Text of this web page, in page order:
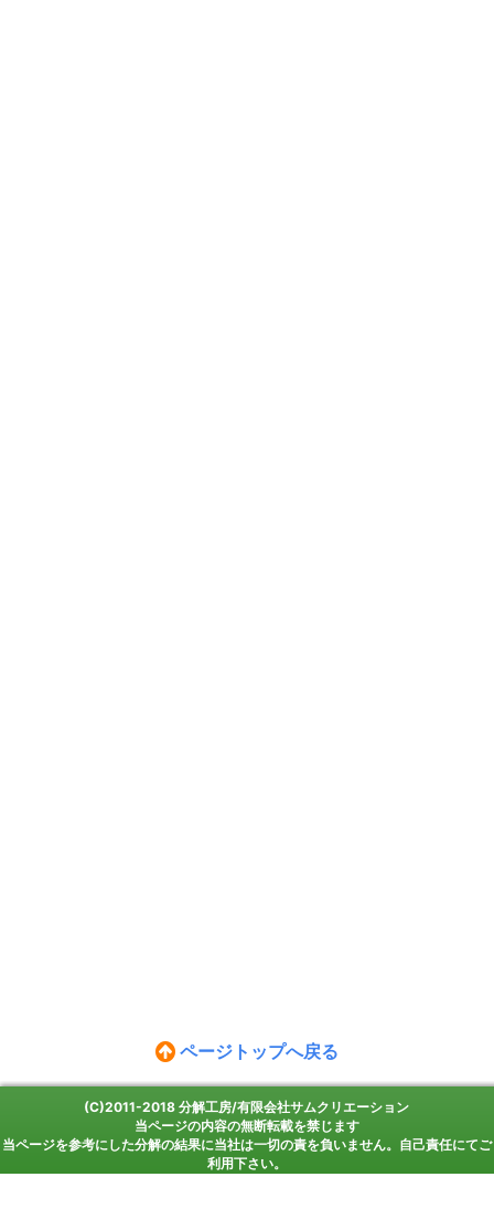
ページトップへ戻る
(C)2011-2018 分解工房/有限会社サムクリエーション
当ページの内容の無断転載を禁じます
当ページを参考にした分解の結果に当社は一切の責を負いません。自己責任にてご
利用下さい。